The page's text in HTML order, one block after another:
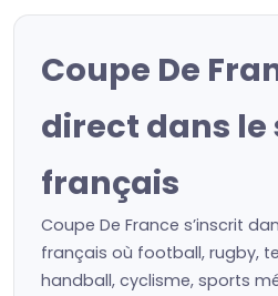
Coupe De
direct dans le
français
Coupe De France s’inscrit
français où football, rugby,
handball, cyclisme, sports